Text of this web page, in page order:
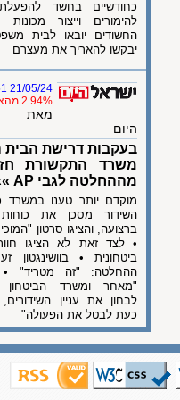
כחודשיים בחשד
להימורים וייצור
החשודים יובאו לבית
יבקשו להאריך את מעצרם
21/05/24 20:51
2.94% מהצפיות
מאת
היום
בעקבות דרישת הבית
משרד התקשורת
מההחלטה לגבי AP »»
מוקדם יותר טענו במשרד
השידור מסכן את
ברצועה, והציגו סרטון
• לצד זאת לא הציגו
ביטחונית • בוושינגטון
ההחלטה: "זה מטריד" •
"מאחר ומשרד
לבחון את עניין השידורים,
כעת לבטל את הפעולה"